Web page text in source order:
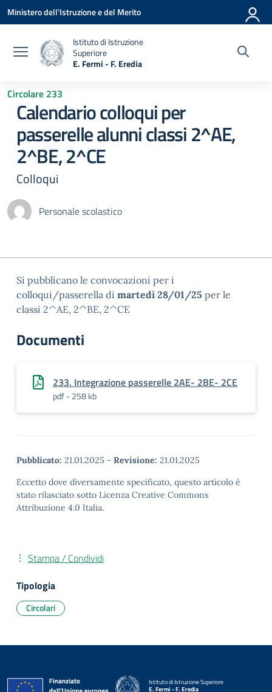
Vai ai contenuti
Vai al menu di navigazione
Vai al footer
Ministero dell'Istruzione e del Merito
Istituto di Istruzione
Superiore
E. Fermi - F. Eredia
Circolare 233
Calendario colloqui per
passerelle alunni classi 2^AE,
2^BE, 2^CE
Colloqui
Personale scolastico
Si pubblicano le convocazioni per i
colloqui/passerella di martedì 28/01/25 per le
classi 2^AE, 2^BE, 2^CE
Documenti
233. Integrazione passerelle 2AE- 2BE- 2CE
pdf - 258 kb
Pubblicato: 21.01.2025 - Revisione: 21.01.2025
Eccetto dove diversamente specificato, questo articolo è
stato rilasciato sotto Licenza Creative Commons
Attribuzione 4.0 Italia.
Stampa / Condividi
Tipologia
Circolari
Istituto di Istruzione Superiore
E. Fermi - F. Eredia